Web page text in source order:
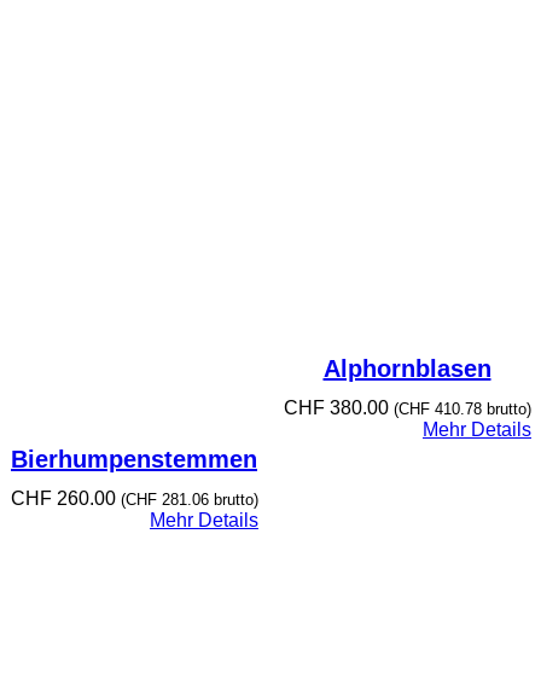
Bierhumpenstemmen
CHF260.00 (CHF281.06brutto)
Mehr Details
Alphornblasen
CHF380.00 (CHF410.78brutto)
Mehr Details